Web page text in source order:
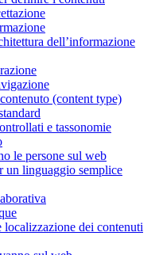
dell’informazione
(content type)
e tassonomie
le persone sul web
un linguaggio semplice
localizzazione dei contenuti